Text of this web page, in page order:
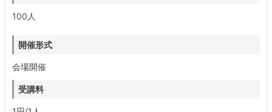
100人
開催形式
会場開催
受講料